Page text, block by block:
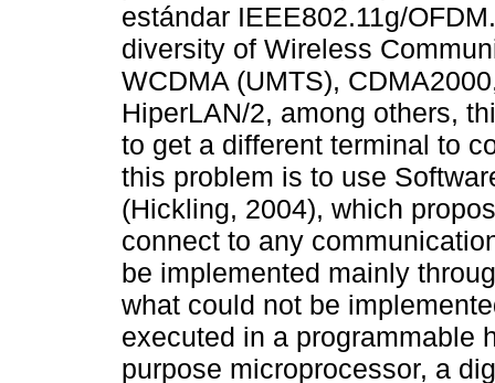
estándar IEEE802.11g/
diversity of Wireless
WCDMA (UMTS),
HiperLAN/2, among others,
to get a different terminal to
this problem is to use
(Hickling, 2004), which
connect to any
be implemented mainly
what could not be
executed in a programmable
purpose microprocessor, a